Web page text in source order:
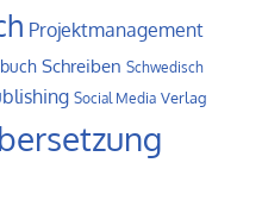
Projektmanagement
Schreiben Schwedisch
Social Media Verlag